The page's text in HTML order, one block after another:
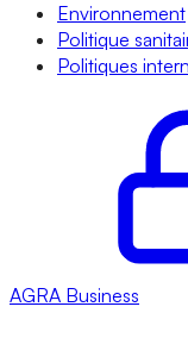
Environnement
Politique
Politiques
AGRA Business